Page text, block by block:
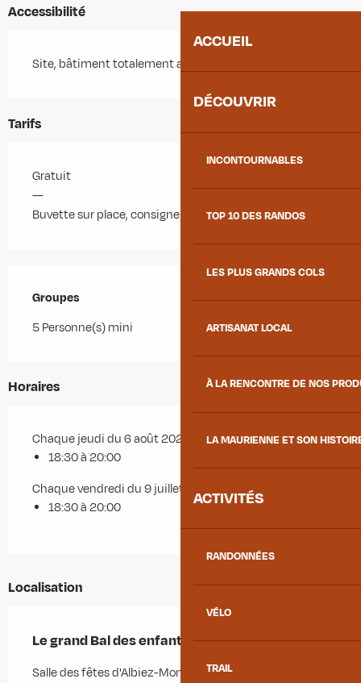
ACCUEIL
DÉCOUVRIR
INCONTOURNABLES
TOP 10 DES RANDOS
LES PLUS GRANDS COLS
ARTISANAT LOCAL
À LA RENCONTRE DE NOS
LA MAURIENNE ET SON
ACTIVITÉS
RANDONNÉES
VÉLO
TRAIL
Accessibilité
Site, bâtiment totalement accessible
Tarifs
Gratuit
—
Buvette sur place, consigne verre 1€, CB acceptée.
Groupes
Groupes
5 Personne(s) mini
Horaires
Chaque jeudi du 6 août 2026 au 20 août 2026
18:30 à 20:00
Chaque vendredi du 9 juillet 2027 au 30 juillet 2027
18:30 à 20:00
Localisation
Le grand Bal des enfants
Salle des fêtes d'Albiez-Montrond, Route du Mollard,